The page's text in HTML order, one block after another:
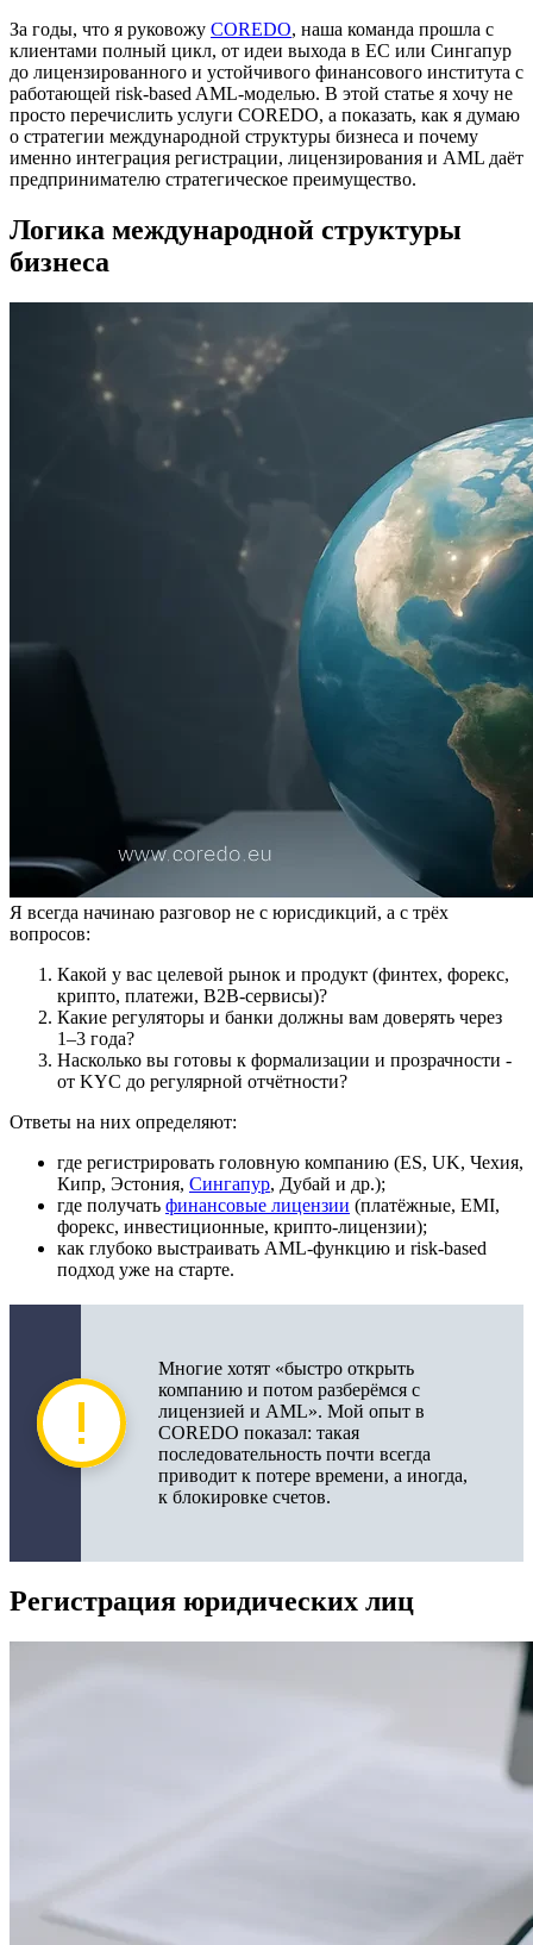
Как использовать статью на практике
За годы, что я руковожу COREDO, наша команда прошла с
клиентами полный цикл, от идеи выхода в ЕС или Сингапур
до лицензированного и устойчивого финансового института с
работающей risk-based AML‑моделью. В этой статье я хочу не
просто перечислить услуги COREDO, а показать, как я думаю
о стратегии международной структуры бизнеса и почему
именно интеграция регистрации, лицензирования и AML даёт
предпринимателю стратегическое преимущество.
Логика международной структуры
бизнеса
Я всегда начинаю разговор не с юрисдикций, а с трёх
вопросов:
Какой у вас целевой рынок и продукт (финтех, форекс,
крипто, платежи, B2B‑сервисы)?
Какие регуляторы и банки должны вам доверять через
1–3 года?
Насколько вы готовы к формализации и прозрачности -
от KYC до регулярной отчётности?
Ответы на них определяют:
где регистрировать головную компанию (ES, UK, Чехия,
Кипр, Эстония, Сингапур, Дубай и др.);
где получать финансовые лицензии (платёжные, EMI,
форекс, инвестиционные, крипто‑лицензии);
как глубоко выстраивать AML‑функцию и risk-based
подход уже на старте.
Многие хотят «быстро открыть
компанию и потом разберёмся с
лицензией и AML». Мой опыт в
COREDO показал: такая
последовательность почти всегда
приводит к потере времени, а иногда,
к блокировке счетов.
Регистрация юридических лиц